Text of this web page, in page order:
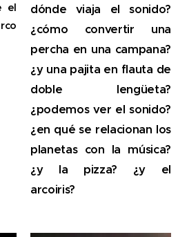
el
dónde viaja el sonido?
¿cómo convertir una
percha en una campana?
¿y una pajita en flauta de
doble lengüeta?
¿podemos ver el sonido?
¿en qué se relacionan los
planetas con la música?
¿y la pizza? ¿y el
arcoiris?